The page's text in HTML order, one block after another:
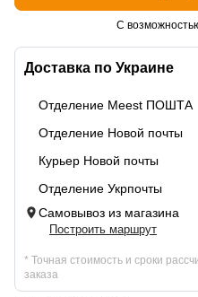
Доставка по Украине
Отделение Meest ПОШТА
Отделение Новой почты
Курьер Новой почты
Отделение Укрпочты
Самовывоз из магазина
Построить маршрут
* Точная стоимость и сроки
заказа
С